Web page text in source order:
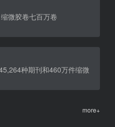
微胶卷七百万卷
种期刊和460万件缩微
more+